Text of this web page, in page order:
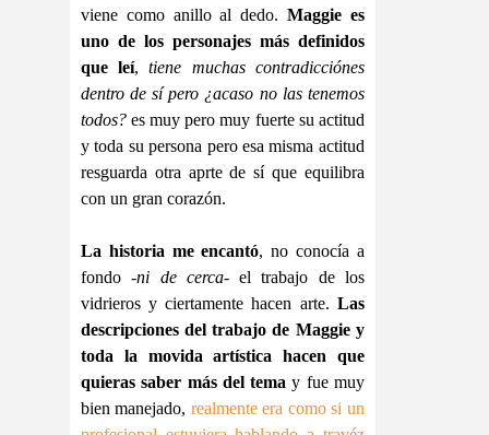
viene como anillo al dedo. Maggie es
uno de los personajes más definidos
que leí,tiene muchas contradicciónes
dentro de sí pero ¿acaso no las tenemos
todos?es muy pero muy fuerte su actitud
y toda su persona pero esa misma actitud
resguarda otra aprte de sí que equilibra
con un gran corazón.
La historia me encantó, no conocía a
fondo-ni de cerca-el trabajo de los
vidrieros y ciertamente hacen arte. Las
descripciones del trabajo de Maggie y
toda la movida artística hacen que
quieras saber más del tema y fue muy
bien manejado, realmente era como si un